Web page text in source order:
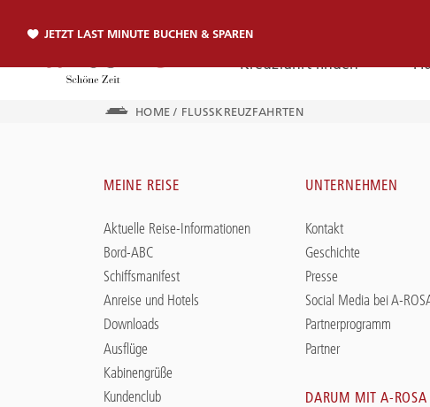
JETZT LAST MINUTE BUCHEN & SPAREN
Kreuzfahrt finden
Sie erreichen uns per Telefon:
+49 381 2026001
HOME / FLUSSKREUZFAHRTEN
MEINE REISE
Aktuelle Reise-Informationen
Bord-ABC
Schiffsmanifest
Anreise und Hotels
Downloads
Ausflüge
Kabinengrüße
Kundenclub
UNTERNEHMEN
Kontakt
Geschichte
Presse
Social Media bei A-
Partnerprogramm
Partner
DARUM MIT A-ROSA